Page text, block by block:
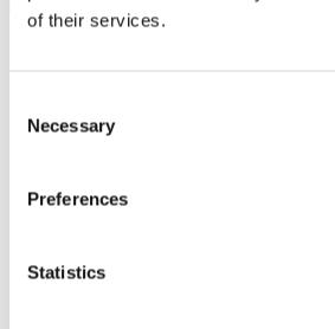
of their services.
Selection
Necessary
Preferences
Statistics